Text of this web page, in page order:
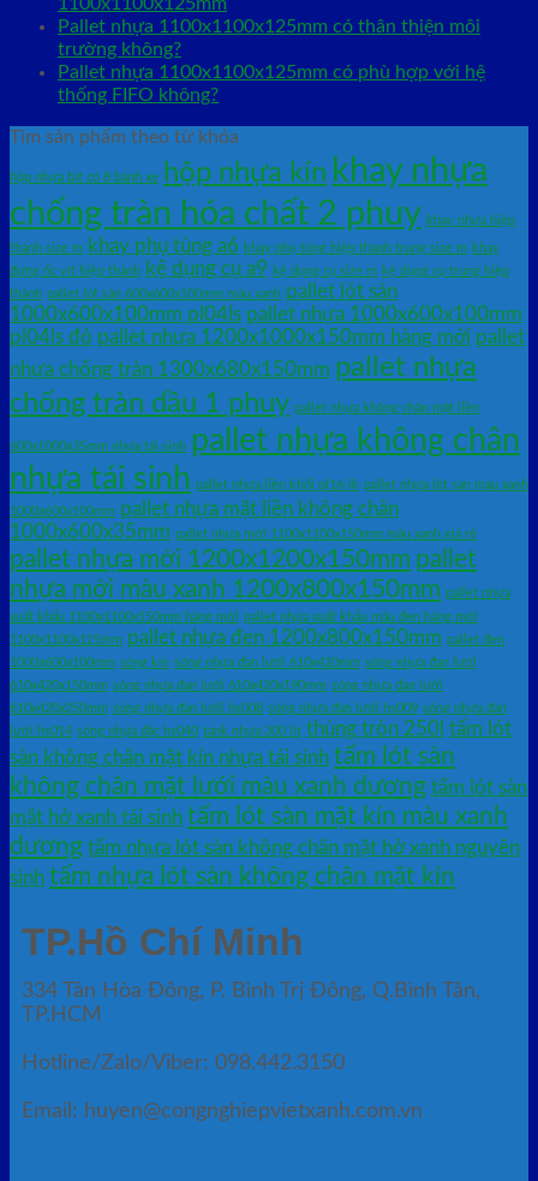
Pallet nhựa 1100x1100x125mm có thân thiện môi
trường không?
Pallet nhựa 1100x1100x125mm có phù hợp với hệ
thống FIFO không?
Tìm sản phẩm theo từ khóa
hộp nhựa bít có 8 bánh xe hộp nhựa kín khay nhựa
chống tràn hóa chất 2 phuy khay nhựa hiệp
thành size m khay phụ tùng a6 khay phụ tùng hiệp thành trung size m khay
đựng ốc vít hiệp thành kệ dụng cụ a9 kệ dụng cụ size m kệ dụng cụ trung hiệp
thành pallet lót sàn 600x600x100mm màu xanh pallet lót sàn
1000x600x100mm pl04ls pallet nhựa 1000x600x100mm
pl04ls đỏ pallet nhựa 1200x1000x150mm hàng mới pallet
nhựa chống tràn 1300x680x150mm pallet nhựa
chống tràn dầu 1 phuy pallet nhựa không chân mặt liền
600x1000x35mm nhựa tái sinh pallet nhựa không chân
nhựa tái sinh pallet nhựa liền khối pl16-lk pallet nhựa lót sàn màu xanh
1000x600x100mm pallet nhựa mặt liền không chân
1000x600x35mm pallet nhựa mới 1100x1100x150mm màu xanh giá rẻ
pallet nhựa mới 1200x1200x150mm pallet
nhựa mới màu xanh 1200x800x150mm pallet nhựa
xuất khẩu 1100x1100x150mm hàng mới pallet nhựa xuất khẩu màu đen hàng mới
1100x1100x125mm pallet nhựa đen 1200x800x150mm pallet đen
1000x600x100mm sóng kín sóng nhựa đan lưới 610x420mm sóng nhựa đan lưới
610x420x150mm sóng nhựa đan lưới 610x420x190mm sóng nhựa đan lưới
610x420x250mm sóng nhựa đan lưới hs008 sóng nhựa đan lưới hs009 sóng nhựa đan
lưới hs014 sóng nhựa đặc hs040 tank nhựa 300 lít thùng tròn 250l tấm lót
sàn không chân mặt kín nhựa tái sinh tấm lót sàn
không chân mặt lưới màu xanh dương tấm lót sàn
mặt hở xanh tái sinh tấm lót sàn mặt kín màu xanh
dương tấm nhựa lót sàn không chân mặt hở xanh nguyên
sinh tấm nhựa lót sàn không chân mặt kín
TP.Hồ Chí Minh
334 Tân Hòa Đông, P. Bình Trị Đông, Q.Bình Tân,
TP.HCM
Hotline/Zalo/Viber: 098.442.3150
Email: huyen@congnghiepvietxanh.com.vn